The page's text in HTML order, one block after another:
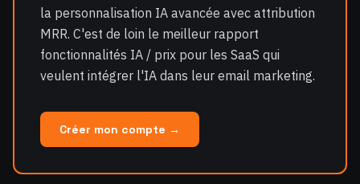
la personnalisation IA avancée avec attribution
MRR. C'est de loin le meilleur rapport
fonctionnalités IA / prix pour les SaaS qui
veulent intégrer l'IA dans leur email marketing.
Créer mon compte →